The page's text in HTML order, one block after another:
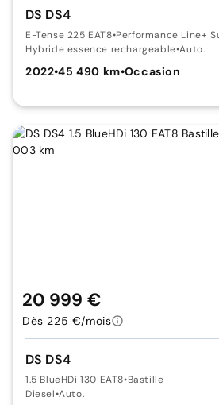
DS DS4
E-Tense 225 EAT8•Performance Line+
Hybride essence rechargeable•Auto.
2022•45 490 km•Occasion
DS DS4
1.5 BlueHDi 130 EAT8•Bastille
Diesel•Auto.
20 999 €
Dès 225 €/mois